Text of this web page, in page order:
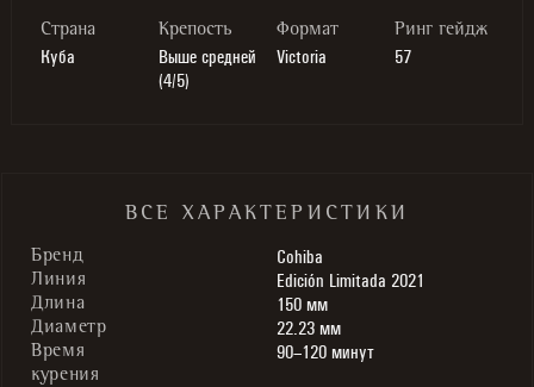
Cтрана
Куба
Крепость
Выше средней
(4/5)
Формат
Victoria
Ринг гейдж
57
ВСЕ ХАРАКТЕРИСТИКИ
Бренд Cohiba
Линия Edición Limitada 2021
Длина 150 мм
Диаметр 22.23 мм
Время
курения
90–120 минут